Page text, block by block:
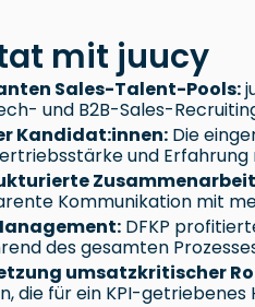
mit juucy
Sales-Talent-Pools:
und B2B-Sales-
Kandidat:innen: Die
und Erfahrung
Kommunikation mit
DFKP
des gesamten
umsatzkritischer
die für ein KPI-